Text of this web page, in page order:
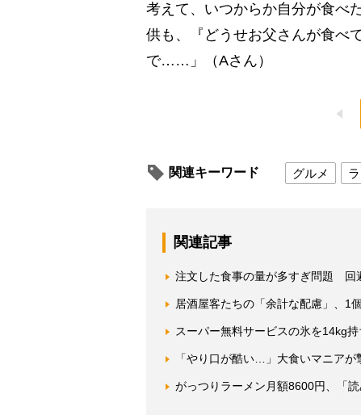
考えて、いつからか自分が食べ
供も、『どうせお父さんが食べ
で……」（Aさん）
関連キーワード グルメ
関連記事
注文した食事の量が多すぎ問題 回
居酒屋客たちの「余計な配慮」、1
スーパー無料サービスの氷を14kg
「やり口が酷い…」大食いマニア
がっつりラーメン月額8600円、「